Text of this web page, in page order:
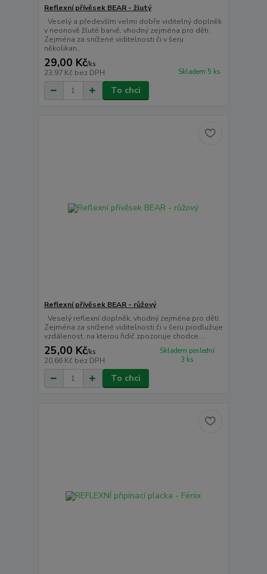
Reflexní přívěsek BEAR - žlutý
Veselý a především velmi dobře viditelný doplněk
v neonově žluté barvě, vhodný zejména pro děti.
Zejména za snížené viditelnosti či v šeru
několikan...
29,00 Kč/ks
23,97 Kč bez DPH Skladem 5 ks
To chci
Reflexní přívěsek BEAR - růžový
Veselý reflexní doplněk, vhodný zejména pro děti.
Zejména za snížené viditelnosti či v šeru prodlužuje
vzdálenost, na kterou řidič zpozoruje chodce....
25,00 Kč/ks
20,66 Kč bez DPH
Skladem poslední
3 ks
To chci